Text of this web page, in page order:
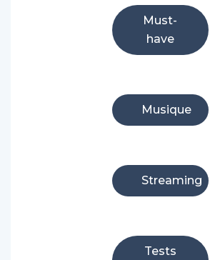
Must-
have
Musique
Streaming
Tests